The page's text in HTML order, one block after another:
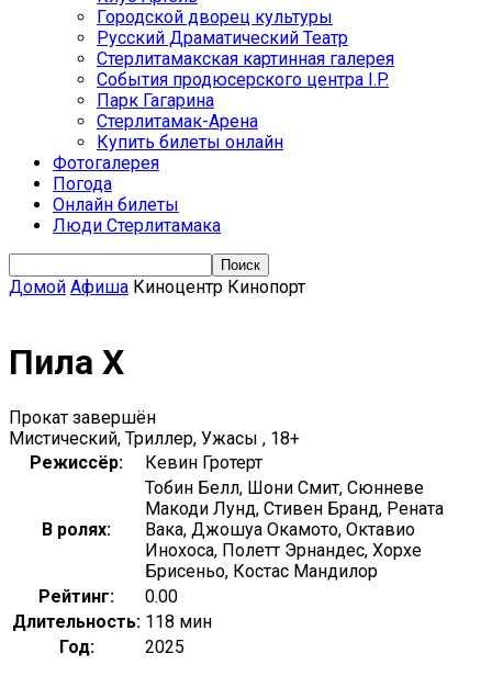
Городской дворец культуры
Русский Драматический Театр
Стерлитамакская картинная галерея
События продюсерского центра I.P.
Парк Гагарина
Стерлитамак-Арена
Купить билеты онлайн
Фотогалерея
Погода
Онлайн билеты
Люди Стерлитамака
Домой Афиша Киноцентр Кинопорт
Пила Х
Прокат завершён
Мистический, Триллер, Ужасы , 18+
Режиссёр:
Кевин Гротерт
В ролях:
Тобин Белл, Шони Смит, Сюнневе
Макоди Лунд, Стивен Бранд, Рената
Вака, Джошуа Окамото, Октавио
Инохоса, Полетт Эрнандес, Хорхе
Брисеньо, Костас Мандилор
Рейтинг:
0.00
Длительность: 118 мин
Год:
2025